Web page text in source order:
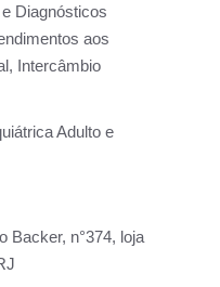
Diagnósticos
aos
Intercâmbio
Adulto e
Backer, n°374, loja